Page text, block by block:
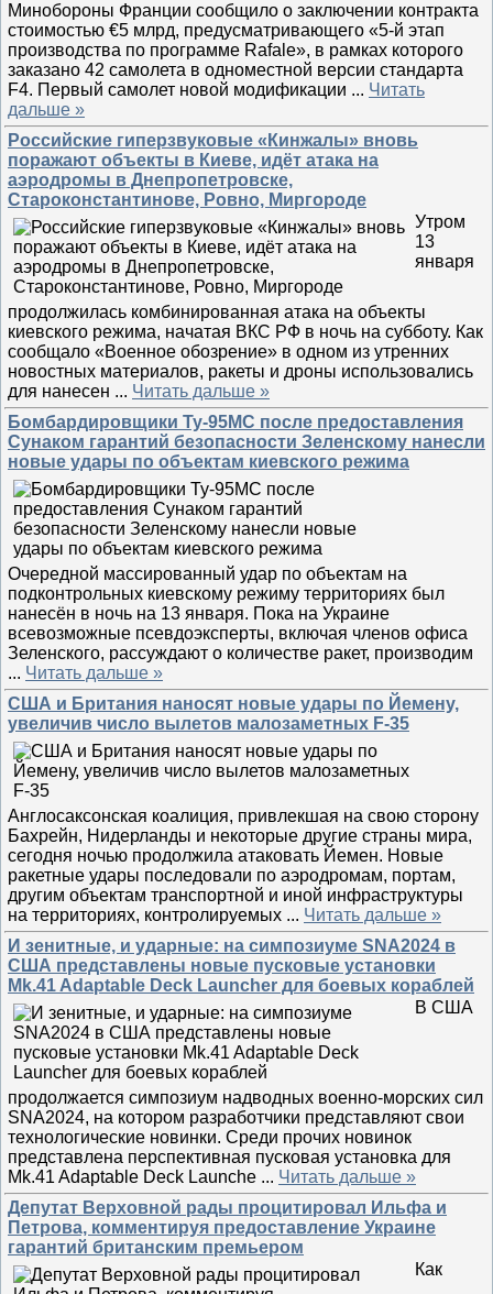
Минобороны Франции сообщило о заключении контракта
стоимостью €5 млрд, предусматривающего «5-й этап
производства по программе Rafale», в рамках которого
заказано 42 самолета в одноместной версии стандарта
F4. Первый самолет новой модификации ... Читать
дальше »
Российские гиперзвуковые «Кинжалы» вновь
поражают объекты в Киеве, идёт атака на
аэродромы в Днепропетровске,
Староконстантинове, Ровно, Миргороде
Утром
13
января
продолжилась комбинированная атака на объекты
киевского режима, начатая ВКС РФ в ночь на субботу. Как
сообщало «Военное обозрение» в одном из утренних
новостных материалов, ракеты и дроны использовались
для нанесен ... Читать дальше »
Бомбардировщики Ту-95МС после предоставления
Сунаком гарантий безопасности Зеленскому нанесли
новые удары по объектам киевского режима
Очередной массированный удар по объектам на
подконтрольных киевскому режиму территориях был
нанесён в ночь на 13 января. Пока на Украине
всевозможные псевдоэксперты, включая членов офиса
Зеленского, рассуждают о количестве ракет, производим
... Читать дальше »
США и Британия наносят новые удары по Йемену,
увеличив число вылетов малозаметных F-35
Англосаксонская коалиция, привлекшая на свою сторону
Бахрейн, Нидерланды и некоторые другие страны мира,
сегодня ночью продолжила атаковать Йемен. Новые
ракетные удары последовали по аэродромам, портам,
другим объектам транспортной и иной инфраструктуры
на территориях, контролируемых ... Читать дальше »
И зенитные, и ударные: на симпозиуме SNA2024 в
США представлены новые пусковые установки
Mk.41 Adaptable Deck Launcher для боевых кораблей
В США
продолжается симпозиум надводных военно-морских сил
SNA2024, на котором разработчики представляют свои
технологические новинки. Среди прочих новинок
представлена перспективная пусковая установка для
Mk.41 Adaptable Deck Launche ... Читать дальше »
Депутат Верховной рады процитировал Ильфа и
Петрова, комментируя предоставление Украине
гарантий британским премьером
Как